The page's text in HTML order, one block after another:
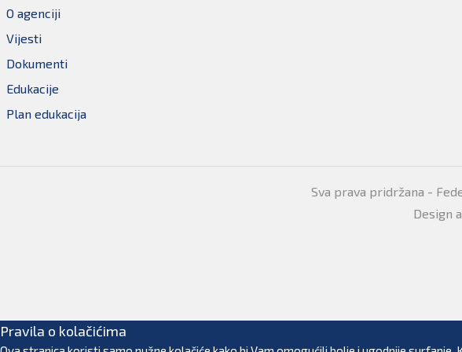
O agenciji
Vijesti
Dokumenti
Edukacije
Plan edukacija
Sva prava pridržana -
Design
Pravila o kolačićima